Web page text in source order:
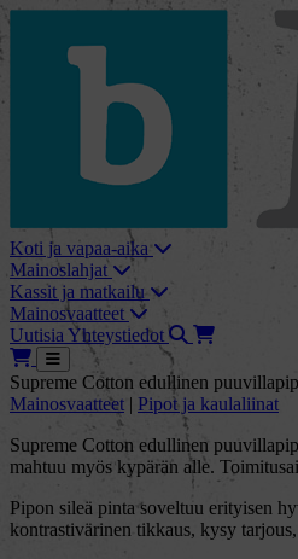
skip_to_content
bMore
Koti ja vapaa-aika
Mainoslahjat
Kassit ja matkailu
Mainosvaatteet
Uutisia Yhteystiedot HakuTarjouskori
Tarjouskori
Avaa
Supreme Cotton edullinen
Mainosvaatteet | Pipot ja kaulaliinat
Supreme Cotton edullinen
mahtuu myös kypärän alle.
Pipon sileä pinta soveltuu erityisen
kontrastivärinen tikkaus, kysy